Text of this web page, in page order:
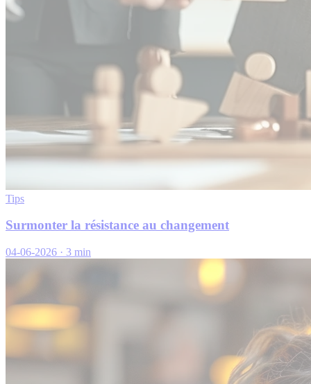
Tips
Surmonter la résistance au changement
04-06-2026 · 3 min